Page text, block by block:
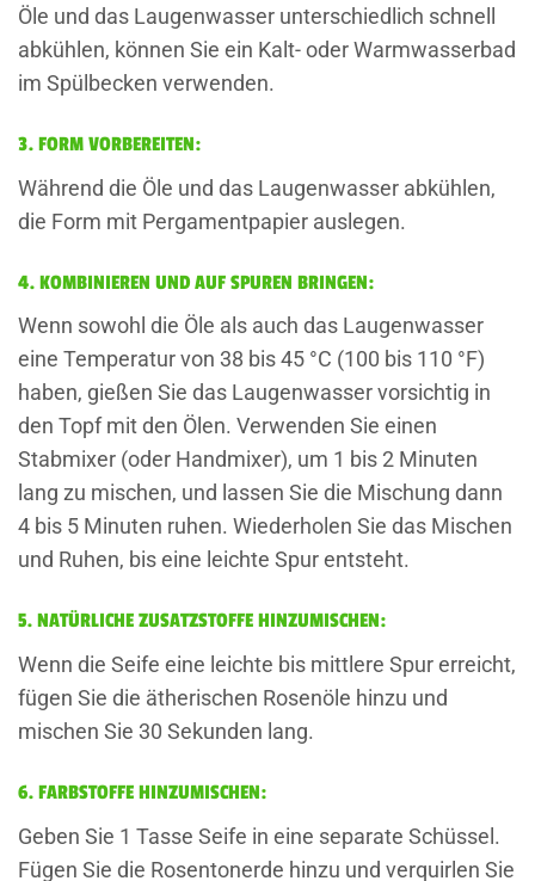
Öle und das Laugenwasser unterschiedlich schnell
abkühlen, können Sie ein Kalt- oder Warmwasserbad
im Spülbecken verwenden.
3. FORM VORBEREITEN:
Während die Öle und das Laugenwasser abkühlen,
die Form mit Pergamentpapier auslegen.
4. KOMBINIEREN UND AUF SPUREN BRINGEN:
Wenn sowohl die Öle als auch das Laugenwasser
eine Temperatur von 38 bis 45 °C (100 bis 110 °F)
haben, gießen Sie das Laugenwasser vorsichtig in
den Topf mit den Ölen. Verwenden Sie einen
Stabmixer (oder Handmixer), um 1 bis 2 Minuten
lang zu mischen, und lassen Sie die Mischung dann
4 bis 5 Minuten ruhen. Wiederholen Sie das Mischen
und Ruhen, bis eine leichte Spur entsteht.
5. NATÜRLICHE ZUSATZSTOFFE HINZUMISCHEN:
Wenn die Seife eine leichte bis mittlere Spur erreicht,
fügen Sie die ätherischen Rosenöle hinzu und
mischen Sie 30 Sekunden lang.
6. FARBSTOFFE HINZUMISCHEN:
Geben Sie 1 Tasse Seife in eine separate Schüssel.
Fügen Sie die Rosentonerde hinzu und verquirlen Sie